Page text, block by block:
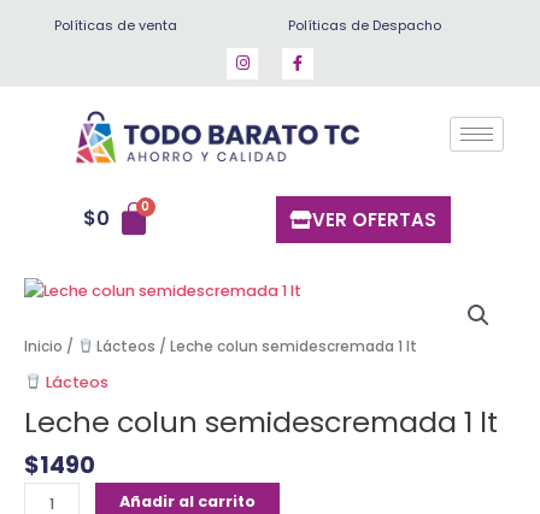
Políticas de venta Políticas de Despacho
$0 VER OFERTAS
Inicio / Lácteos / Leche colun semidescremada 1 lt
Lácteos
Leche colun semidescremada 1 lt
$1490
Leche
semidescremada
lt
cantidad
Añadir al carrito